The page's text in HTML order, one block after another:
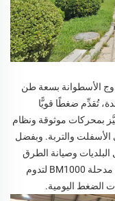
الأسطوانة بسعة طن
تُقدِّم ضغطًا قويًّا
بمحركات موثوقة ونظام
والتربة. وبفضل
البلديات وصيانة الطرق
والمشاريع الإنشائية الصغيرة والمتوسطة. وبُنيت مدحلة BM1000 لتدوم
الضغط اليومية.